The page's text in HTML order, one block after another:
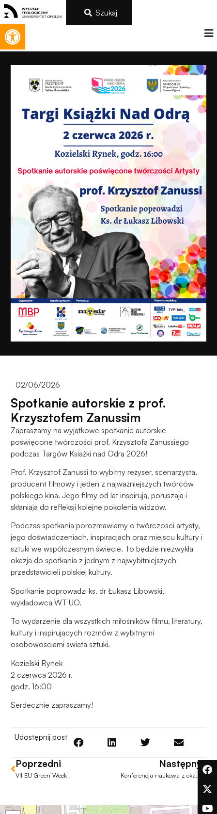
Otwórz pasek narzędzi
Szukaj
02/06/2026
Spotkanie autorskie z prof.
Krzysztofem Zanussim
Zapraszamy na wyjątkowe spotkanie autorskie
poświęcone twórczości prof. Krzysztofa Zanussiego
podczas Targów Książki nad Odrą 2026!
Prof. Krzysztof Zanussi to wybitny reżyser, scenarzysta,
producent filmowy i jeden z najważniejszych twórców
polskiego kina. Jego filmy od lat inspirują, poruszają i
skłaniają do refleksji kolejne pokolenia widzów.
Podczas spotkania porozmawiamy o twórczości artysty,
jego doświadczeniach, inspiracjach oraz miejscu kultury i
sztuki we współczesnym świecie. To będzie niezwykła
okazja do spotkania z jednym z najwybitniejszych
przedstawicieli polskiej kultury.
Spotkanie poprowadzi ks. dr Łukasz Libowski,
wykładowca WT UO.
To wydarzenie dla wszystkich miłośników filmu, literatury,
kultury i inspirujących rozmów z wybitnymi
osobowościami świata sztuki.
Kozielski Rynek
2 czerwca 2026 r.
godz. 16:00
Serdecznie zapraszamy!
Udostępnij post
Poprzedni
VII EU Green Week
Następny
Konferencja naukowa z okazji 75. rocznicy śmierci ks. Bolesława Wróblewskiego
Konieczne
Te pliki cookie
nie są
opcjonalne. Są
one potrzebne
do
strony
internetowej.
Statystyka
Abyśmy mogli
poprawić
funkcjonalność
i strukturę
Doświadczenie
Aby nasza
strona
internetowa
działała jak
najlepiej
podczas
twojego
przejścia na nią.
Jeśli odrzucisz
te pliki cookie,
niektóre funkcje
znikną ze strony
internetowej.
swoje
zainteresowania i